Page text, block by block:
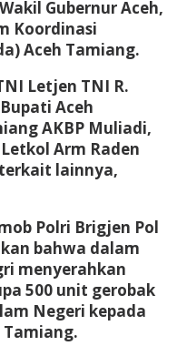
Gubernur Aceh,
Koordinasi
Aceh Tamiang.
Letjen TNI R.
Aceh
AKBP Muliadi,
Arm Raden
lainnya,
Polri Brigjen Pol
bahwa dalam
menyerahkan
500 unit gerobak
Negeri kepada
Tamiang.